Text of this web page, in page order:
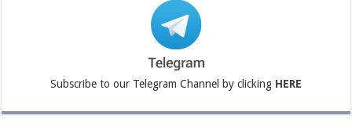
Subscribe to our Telegram Channel by clicking HERE